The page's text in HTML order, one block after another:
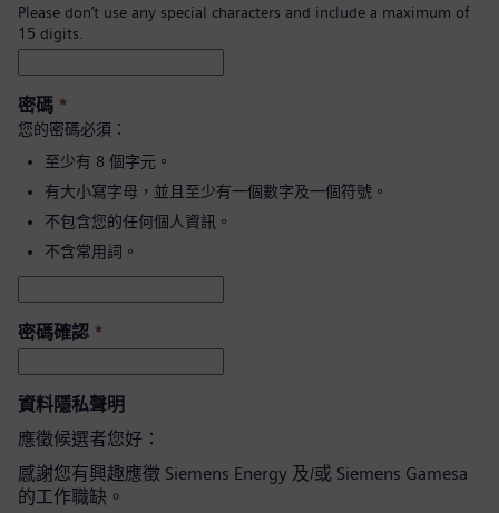
Please don’t use any special characters and include a maximum of
15 digits.
密碼 *
您的密碼必須：
至少有 8 個字元。
有大小寫字母，並且至少有一個數字及一個符號。
不包含您的任何個人資訊。
不含常用詞。
密碼確認 *
資料隱私聲明
應徵候選者您好：
感謝您有興趣應徵 Siemens Energy 及/或 Siemens Gamesa
的工作職缺。